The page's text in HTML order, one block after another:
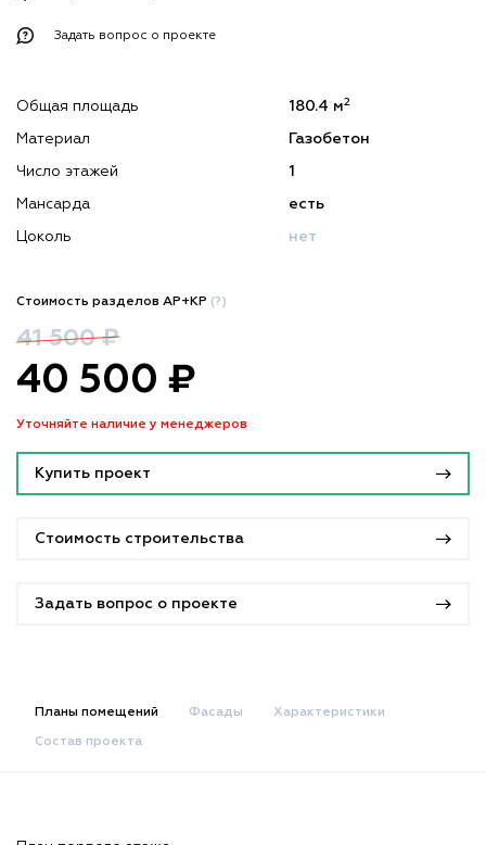
Задать вопрос о проекте
Общая площадь 180.4 м2
Материал Газобетон
Число этажей 1
Мансарда есть
Цоколь нет
Стоимость разделов АР+КР (?)
41 500 ₽
40 500 ₽
Уточняйте наличие у менеджеров
Купить проект
Стоимость строительства
Задать вопрос о проекте
Планы помещений Фасады Характеристики
Состав проекта